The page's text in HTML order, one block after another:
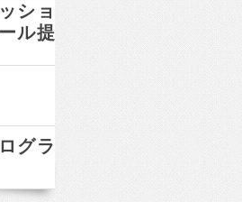
ショ
ル提
グラ